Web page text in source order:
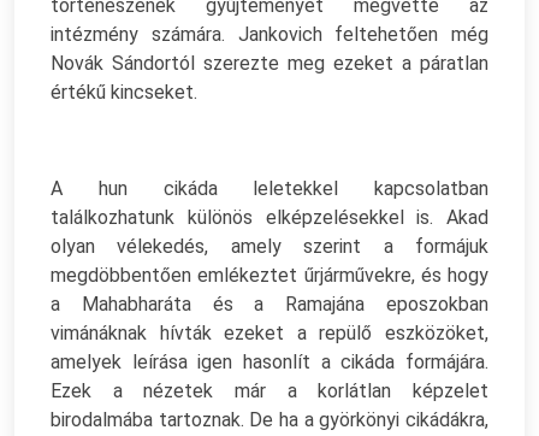
történészének gyűjteményét megvette az
intézmény számára. Jankovich feltehetően még
Novák Sándortól szerezte meg ezeket a páratlan
értékű kincseket.
A hun cikáda leletekkel kapcsolatban
találkozhatunk különös elképzelésekkel is. Akad
olyan vélekedés, amely szerint a formájuk
megdöbbentően emlékeztet űrjárművekre, és hogy
a Mahabharáta és a Ramajána eposzokban
vimánáknak hívták ezeket a repülő eszközöket,
amelyek leírása igen hasonlít a cikáda formájára.
Ezek a nézetek már a korlátlan képzelet
birodalmába tartoznak. De ha a györkönyi cikádákra,